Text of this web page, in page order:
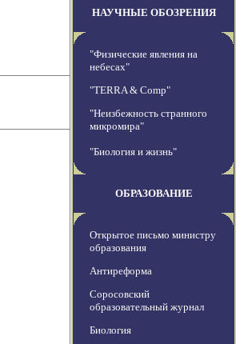
НАУЧНЫЕ ОБОЗРЕНИЯ
"Физические явления на
небесах"
"TERRA & Comp"
"Неизбежность странного
микромира"
"Биология и жизнь"
ОБРАЗОВАНИЕ
Открытое письмо министру
образования
Антиреформа
Соросовский
образовательный журнал
Биология